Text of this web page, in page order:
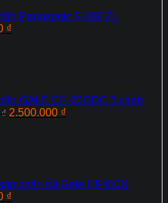
Panasonic F‑48CZL
₫
GALE CF-60GDC 5 cánh
₫ Giá
2.500.000 ₫
chân rút Gale HF450N
₫